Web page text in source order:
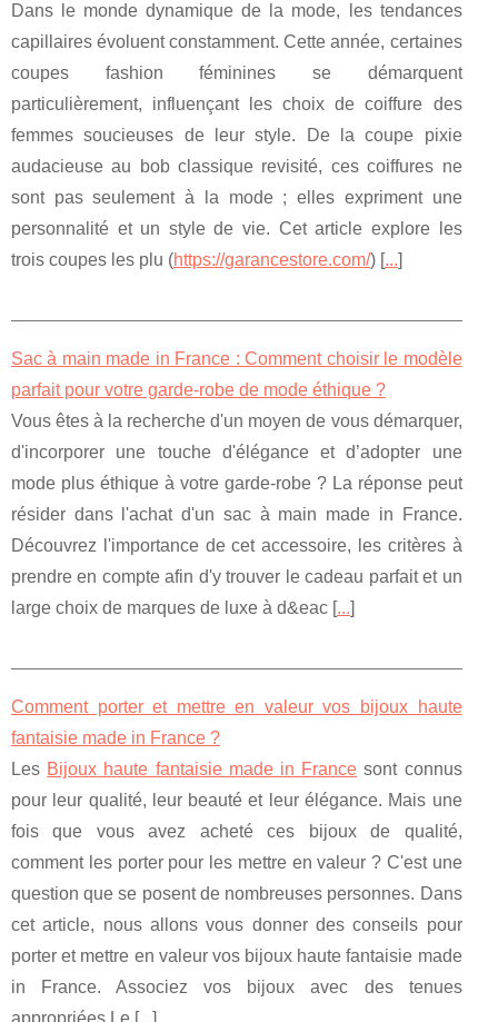
Dans le monde dynamique de la mode, les tendances
capillaires évoluent constamment. Cette année, certaines
coupes fashion féminines se démarquent
particulièrement, influençant les choix de coiffure des
femmes soucieuses de leur style. De la coupe pixie
audacieuse au bob classique revisité, ces coiffures ne
sont pas seulement à la mode ; elles expriment une
personnalité et un style de vie. Cet article explore les
trois coupes les plu (https://garancestore.com/) [...]
Sac à main made in France : Comment choisir le modèle
parfait pour votre garde-robe de mode éthique ?
Vous êtes à la recherche d'un moyen de vous démarquer,
d'incorporer une touche d'élégance et d’adopter une
mode plus éthique à votre garde-robe ? La réponse peut
résider dans l'achat d'un sac à main made in France.
Découvrez l'importance de cet accessoire, les critères à
prendre en compte afin d'y trouver le cadeau parfait et un
large choix de marques de luxe à d&eac [...]
Comment porter et mettre en valeur vos bijoux haute
fantaisie made in France ?
Les Bijoux haute fantaisie made in France sont connus
pour leur qualité, leur beauté et leur élégance. Mais une
fois que vous avez acheté ces bijoux de qualité,
comment les porter pour les mettre en valeur ? C'est une
question que se posent de nombreuses personnes. Dans
cet article, nous allons vous donner des conseils pour
porter et mettre en valeur vos bijoux haute fantaisie made
in France. Associez vos bijoux avec des tenues
appropriées Le [...]